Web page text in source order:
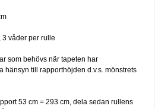
3 våder per rulle
som behövs när tapeten har
hänsyn till rapporthöjden d.v.s. mönstrets
53 cm = 293 cm, dela sedan rullens